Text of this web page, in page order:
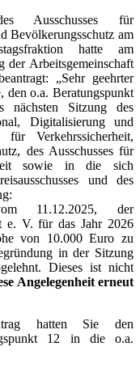
Ausschusses für
Bevölkerungsschutz am
hatte am
der Arbeitsgemeinschaft
„Sehr geehrter
o.a. Beratungspunkt
nächsten Sitzung des
Digitalisierung und
Verkehrssicherheit,
des Ausschusses für
sowie in die sich
und des
11.12.2025, der
e. V. für das Jahr 2026
von 10.000 Euro zu
in der Sitzung
Dieses ist nicht
Angelegenheit erneut
hatten Sie den
12 in die o.a.